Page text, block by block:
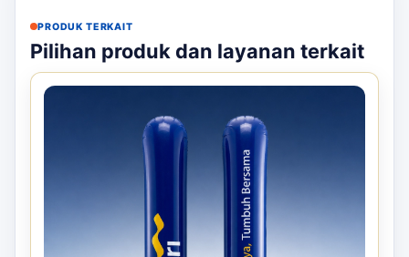
PRODUK TERKAIT
Pilihan produk dan layanan terkait